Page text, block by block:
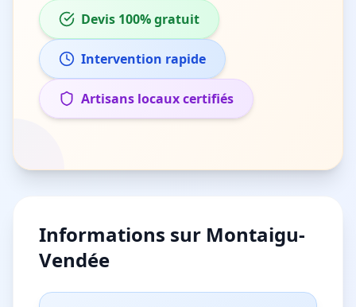
Devis 100% gratuit
Intervention rapide
Artisans locaux certifiés
Informations sur Montaigu-
Vendée